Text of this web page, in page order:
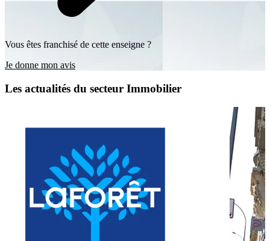
Vous êtes franchisé de cette enseigne ?
Je donne mon avis
Les actualités du secteur Immobilier